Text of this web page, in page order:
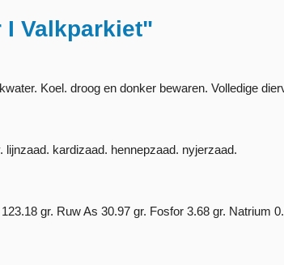
Valkparkiet"
Koel. droog en donker bewaren. Volledige
kardizaad. hennepzaad. nyjerzaad.
gr. Ruw As 30.97 gr. Fosfor 3.68 gr. Natrium